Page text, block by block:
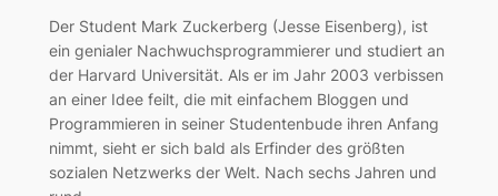
Der Student Mark Zuckerberg (Jesse Eisenberg), ist
ein genialer Nachwuchsprogrammierer und studiert an
der Harvard Universität. Als er im Jahr 2003 verbissen
an einer Idee feilt, die mit einfachem Bloggen und
Programmieren in seiner Studentenbude ihren Anfang
nimmt, sieht er sich bald als Erfinder des größten
sozialen Netzwerks der Welt. Nach sechs Jahren und